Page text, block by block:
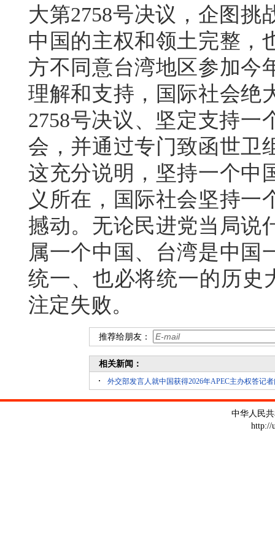
大第2758号决议，企图
中国的主权和领土完整，
方不同意台湾地区参加今
理解和支持，国际社会绝
2758号决议、坚定支持一
会，并通过专门致函世卫
这充分说明，坚持一个中
义所在，国际社会坚持一
撼动。无论民进党当局说
属一个中国、台湾是中国
统一、也必将统一的历史
注定失败。
推荐给朋友：
相关新闻：
外交部发言人就中国获得2026年APEC主办权答记
中华人民
http://